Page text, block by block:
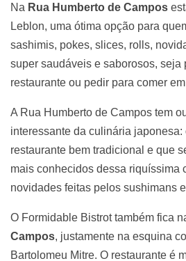
Na Rua Humberto de Campos
Leblon, uma ótima opção para
sashimis, pokes, slices, rolls,
super saudáveis e saborosos, seja
restaurante ou pedir para comer
A Rua Humberto de Campos tem
interessante da culinária japonesa:
restaurante bem tradicional e que
mais conhecidos dessa riquíssima
novidades feitas pelos sushimans
O Formidable Bistrot também fica
Campos, justamente na esquina
Bartolomeu Mitre. O restaurante é